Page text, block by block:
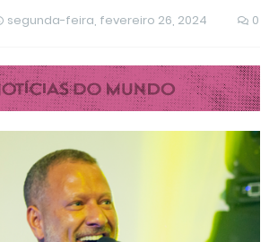
segunda-feira, fevereiro 26, 2024 0